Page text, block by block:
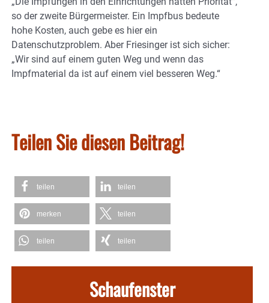
so der zweite Bürgermeister. Ein Impfbus bedeute
hohe Kosten, auch gebe es hier ein
Datenschutzproblem. Aber Friesinger ist sich sicher:
„Wir sind auf einem guten Weg und wenn das
Impfmaterial da ist auf einem viel besseren Weg.“
Teilen Sie diesen Beitrag!
teilen teilen
merken teilen
teilen teilen
Schaufenster